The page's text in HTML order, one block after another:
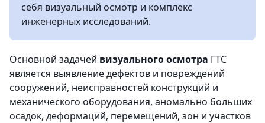
себя визуальный осмотр и комплекс
инженерных исследований.
Основной задачей визуального осмотра ГТС
является выявление дефектов и повреждений
сооружений, неисправностей конструкций и
механического оборудования, аномально больших
осадок, деформаций, перемещений, зон и участков